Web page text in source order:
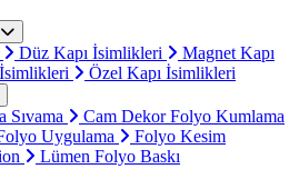
Düz Kapı İsimlikleri
Magnet Kapı
Özel Kapı İsimlikleri
Sıvama
Cam Dekor Folyo Kumlama
Uygulama
Folyo Kesim
Lümen Folyo Baskı